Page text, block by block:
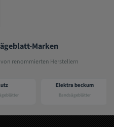
Marken
renommierten Herstellern
Elektra beckum
Bandsägeblätter